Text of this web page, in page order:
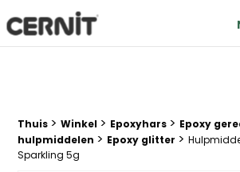
Cernit Une qualité haut de gamme pour
Breadcrumb trail:
Thuis > Winkel > Epoxyhars > Epoxy
hulpmiddelen > Epoxy glitter >
Sparkling 5g